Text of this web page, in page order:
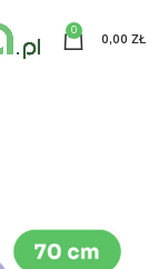
0
0,00 ZŁ